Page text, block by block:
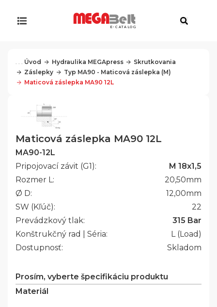
E-CATALOG
. . . Úvod Hydraulika MEGApress
Skrutkovania
Záslepky
Typ MA90 - Maticová záslepka (M)
Maticová záslepka MA90 12L
Maticová záslepka MA90 12L
MA90-12L
Pripojovací závit (G1):
M 18x1,5
Rozmer L:
20,50mm
Ø D:
12,00mm
SW (Kľúč):
22
Prevádzkový tlak:
315 Bar
Konštrukčný rad | Séria:
L (Load)
Dostupnosť:
Skladom
Prosím, vyberte špecifikáciu produktu
Materiál